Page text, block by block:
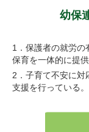
幼保
1．保護者の就労の
保育を一体的に提供
2．子育て不安に対
支援を行っている。